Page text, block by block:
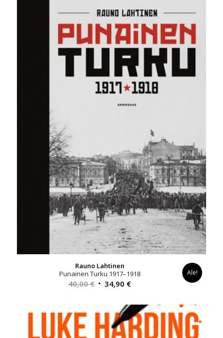
Rauno Lahtinen
Punainen Turku 1917–1918
40,00€ Alkuperäinen
40,00 €.
34,90 €Nykyinen
on:
34,90 €.
Ale!